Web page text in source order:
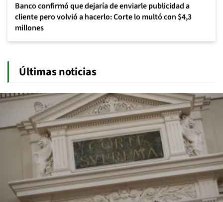
Banco confirmó que dejaría de enviarle publicidad a
cliente pero volvió a hacerlo: Corte lo multó con $4,3
millones
Últimas noticias